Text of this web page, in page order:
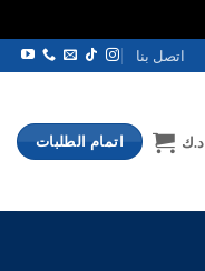
اتصل بنا
د.ك اتمام الطلبات